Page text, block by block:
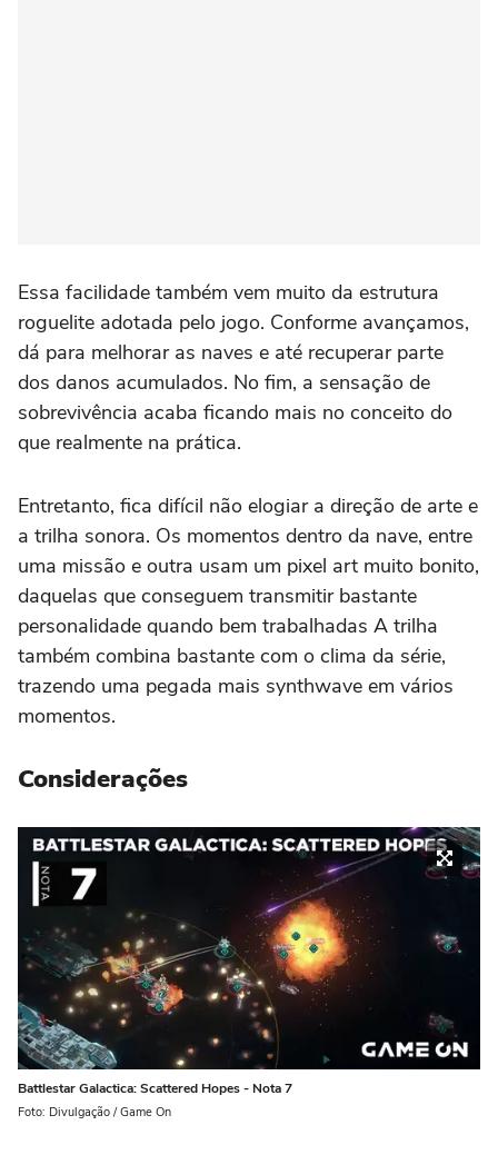
Essa facilidade também vem muito da estrutura
roguelite adotada pelo jogo. Conforme avançamos,
dá para melhorar as naves e até recuperar parte
dos danos acumulados. No fim, a sensação de
sobrevivência acaba ficando mais no conceito do
que realmente na prática.
Entretanto, fica difícil não elogiar a direção de arte e
a trilha sonora. Os momentos dentro da nave, entre
uma missão e outra usam um pixel art muito bonito,
daquelas que conseguem transmitir bastante
personalidade quando bem trabalhadas A trilha
também combina bastante com o clima da série,
trazendo uma pegada mais synthwave em vários
momentos.
Considerações
Battlestar Galactica: Scattered Hopes - Nota 7
Foto: Divulgação / Game On